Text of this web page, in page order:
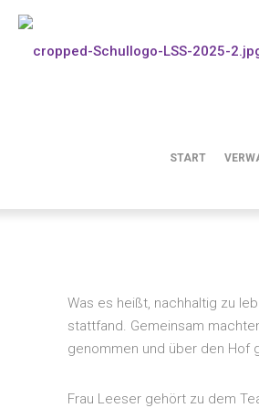
START
Besuch im
Was es heißt, nachhaltig zu
stattfand. Gemeinsam
genommen und über den Hof
Frau Leeser gehört zu dem